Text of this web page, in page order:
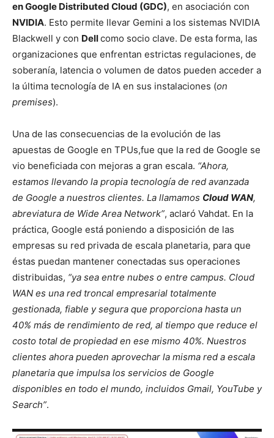
en Google Distributed Cloud (GDC), en asociación con
NVIDIA. Esto permite llevar Gemini a los sistemas NVIDIA
Blackwell y con Dellcomo socio clave. De esta forma, las
organizaciones que enfrentan estrictas regulaciones, de
soberanía, latencia o volumen de datos pueden acceder a
la última tecnología de IA en sus instalaciones (on
premises).
Una de las consecuencias de la evolución de las
apuestas de Google en TPUs,fue que la red de Google se
vio beneficiada con mejoras a gran escala. “Ahora,
estamos llevando la propia tecnología de red avanzada
de Google a nuestros clientes. La llamamos Cloud WAN,
abreviatura de Wide Area Network”, aclaró Vahdat. En la
práctica, Google está poniendo a disposición de las
empresas su red privada de escala planetaria, para que
éstas puedan mantener conectadas sus operaciones
distribuidas, “ya sea entre nubes o entre campus. Cloud
WAN es una red troncal empresarial totalmente
gestionada, fiable y segura que proporciona hasta un
40% más de rendimiento de red, al tiempo que reduce el
costo total de propiedad en ese mismo 40%. Nuestros
clientes ahora pueden aprovechar la misma red a escala
planetaria que impulsa los servicios de Google
disponibles en todo el mundo, incluidos Gmail, YouTube y
Search”.